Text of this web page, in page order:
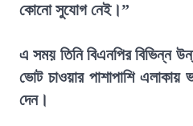
কোনো সুযোগ নেই।”
এ সময় তিনি বিএনপির বিভিন্ন
ভোট চাওয়ার পাশাপাশি
দেন।